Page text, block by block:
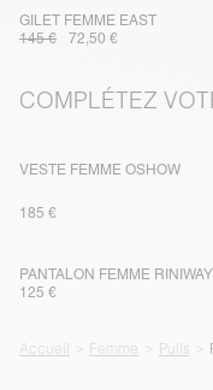
GILET FEMME EAST
145 €
72,50 €
COMPLÉTEZ
VESTE FEMME OSHOW
185 €
PANTALON FEMME RINIWAY
125 €
Accueil Femme Pulls